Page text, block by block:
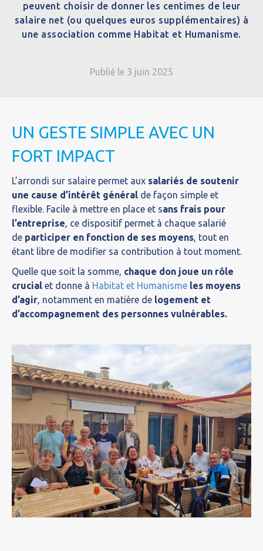
peuvent choisir de donner les centimes de leur
salaire net (ou quelques euros supplémentaires) à
une association comme Habitat et Humanisme.
Publié le 3 juin 2025
UN GESTE SIMPLE AVEC UN
FORT IMPACT
L’arrondi sur salaire permet aux salariés de soutenir
une cause d’intérêt général de façon simple et
flexible. Facile à mettre en place et sans frais pour
l’entreprise, ce dispositif permet à chaque salarié
de participer en fonction de ses moyens, tout en
étant libre de modifier sa contribution à tout moment.
Quelle que soit la somme, chaque don joue un rôle
crucial et donne à Habitat et Humanisme les moyens
d’agir, notamment en matière de logement et
d’accompagnement des personnes vulnérables.